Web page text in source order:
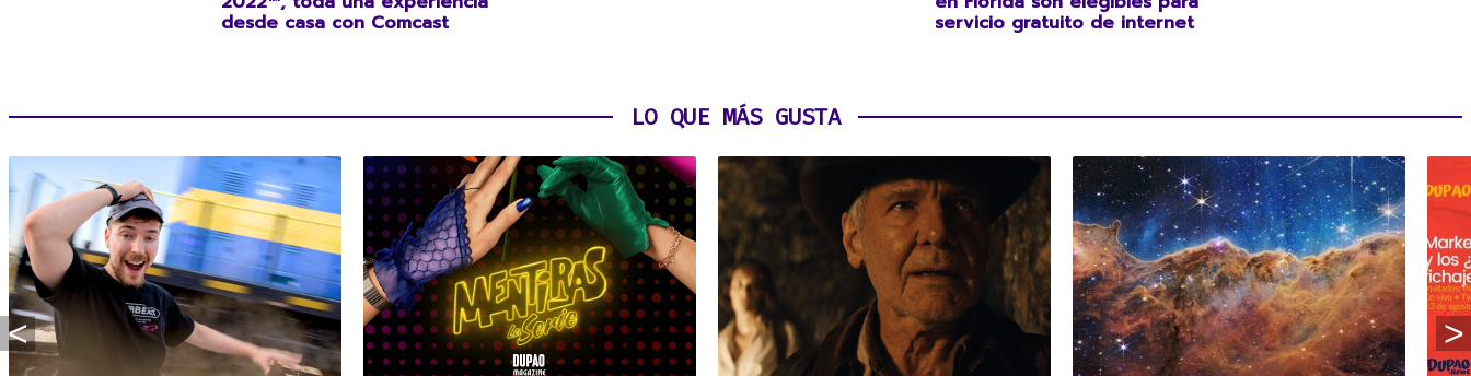
desde casa con Comcast servicio gratuito de internet
LO QUE MÁS GUSTA